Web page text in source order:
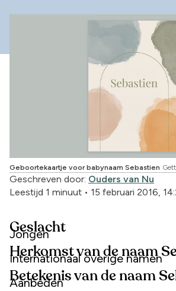
Geboortekaartje voor babynaam Sebastien
Geschreven door: Ouders van Nu
Leestijd 1 minuut • 15 februari 2016,
Geslacht
Jongen
Herkomst van de naam
Internationaal overige namen
Betekenis van de naam
Aanbeden